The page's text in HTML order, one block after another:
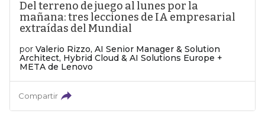
Del terreno de juego al lunes por la
mañana: tres lecciones de IA empresarial
extraídas del Mundial
por Valerio Rizzo, AI Senior Manager & Solution
Architect, Hybrid Cloud & AI Solutions Europe +
META de Lenovo
Compartir